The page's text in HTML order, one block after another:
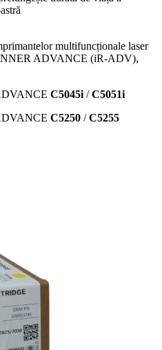
multifuncționale laser
ADVANCE (iR-ADV),
C5045i /C5051i
C5250 /C5255